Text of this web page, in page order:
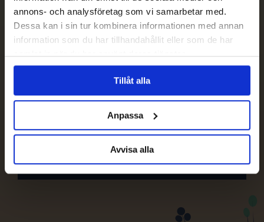
annons- och analysföretag som vi samarbetar med.
Dessa kan i sin tur kombinera informationen med annan
information som du har tillhandahållit eller som de har
samlat in när du har använt deras tjänster.
Tillåt alla
Anpassa
Avvisa alla
Avprenumerera